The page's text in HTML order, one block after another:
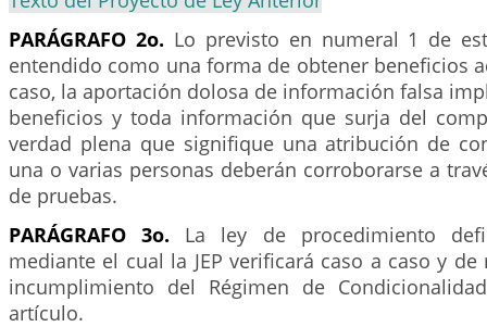
PARÁGRAFO 2o. Lo previsto en numeral 1 de
entendido como una forma de obtener beneficios
caso, la aportación dolosa de información falsa
beneficios y toda información que surja del
verdad plena que signifique una atribución de
una o varias personas deberán corroborarse a
de pruebas.
PARÁGRAFO 3o. La ley de procedimiento
mediante el cual la JEP verificará caso a caso y
incumplimiento del Régimen de
artículo.